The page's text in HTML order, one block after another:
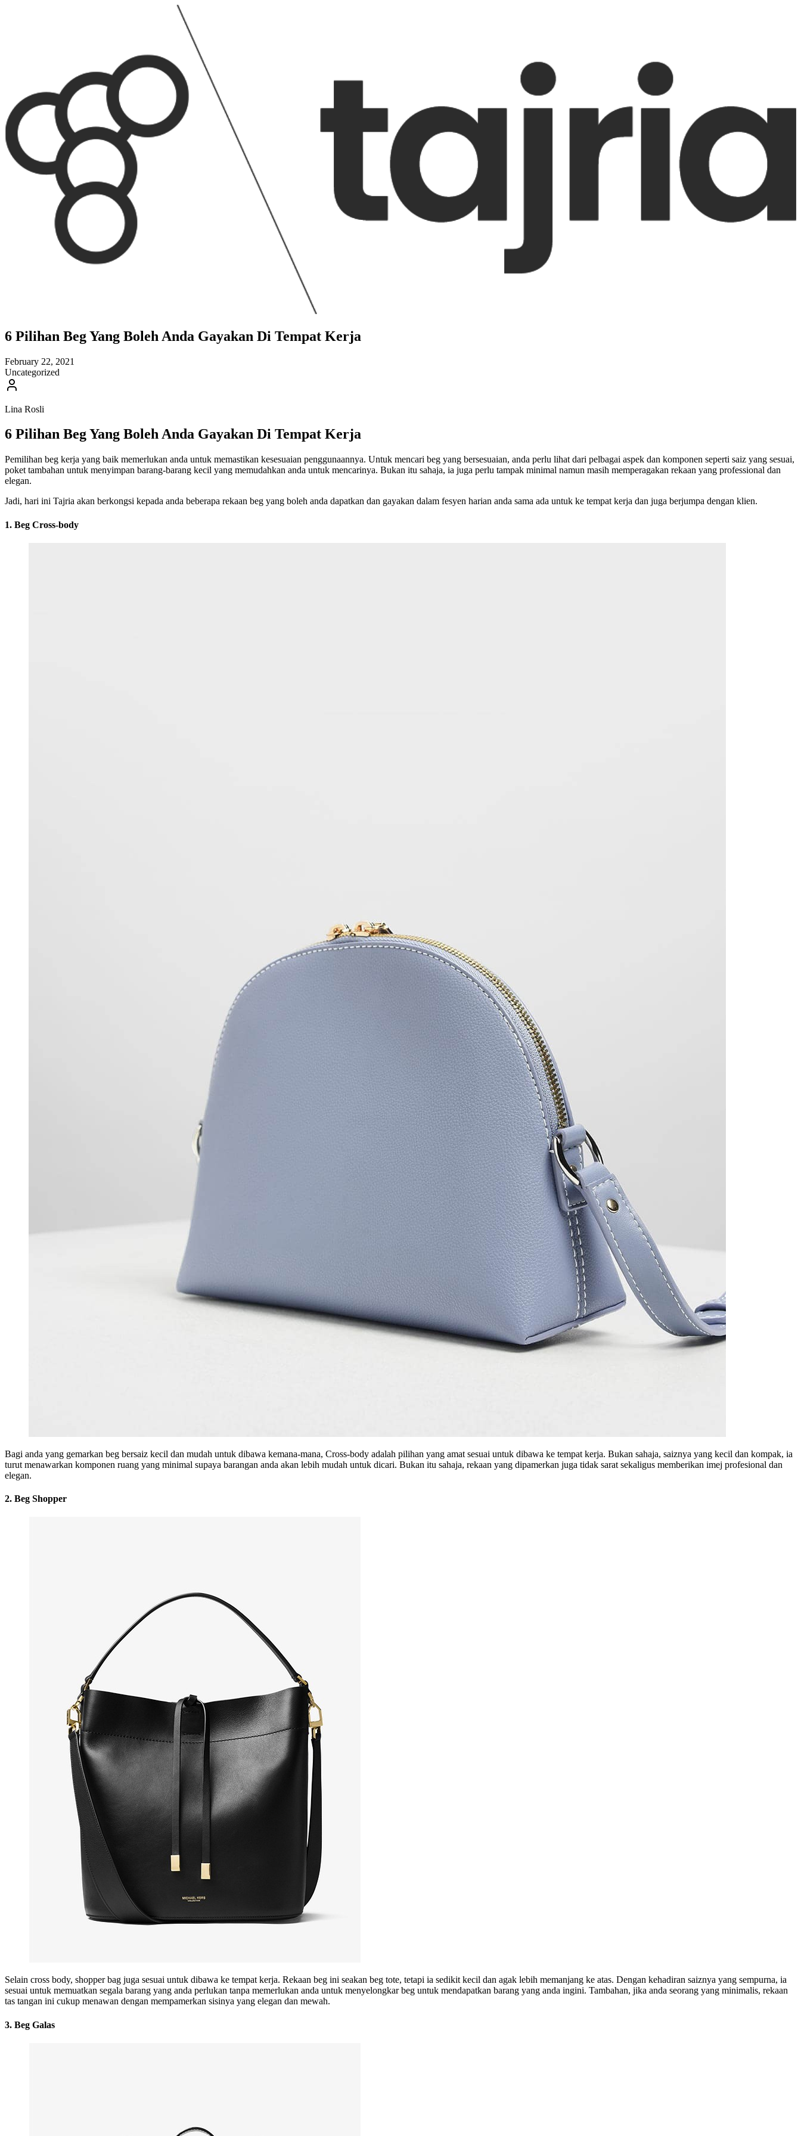
6 Pilihan Beg Yang Boleh Anda Gayakan Di Tempat Kerja
February 22, 2021
Uncategorized
Lina Rosli
6 Pilihan Beg Yang Boleh Anda Gayakan Di Tempat Kerja
Pemilihan beg kerja yang baik memerlukan anda untuk memastikan kesesuaian penggunaannya. Untuk mencari beg yang bersesuaian, anda perlu lihat dari pelbagai aspek dan komponen seperti saiz yang sesuai,
poket tambahan untuk menyimpan barang-barang kecil yang memudahkan anda untuk mencarinya. Bukan itu sahaja, ia juga perlu tampak minimal namun masih memperagakan rekaan yang professional dan
elegan.
Jadi, hari ini Tajria akan berkongsi kepada anda beberapa rekaan beg yang boleh anda dapatkan dan gayakan dalam fesyen harian anda sama ada untuk ke tempat kerja dan juga berjumpa dengan klien.
1. Beg Cross-body
Bagi anda yang gemarkan beg bersaiz kecil dan mudah untuk dibawa kemana-mana, Cross-body adalah pilihan yang amat sesuai untuk dibawa ke tempat kerja. Bukan sahaja, saiznya yang kecil dan kompak, ia
turut menawarkan komponen ruang yang minimal supaya barangan anda akan lebih mudah untuk dicari. Bukan itu sahaja, rekaan yang dipamerkan juga tidak sarat sekaligus memberikan imej profesional dan
elegan.
2. Beg Shopper
Selain cross body, shopper bag juga sesuai untuk dibawa ke tempat kerja. Rekaan beg ini seakan beg tote, tetapi ia sedikit kecil dan agak lebih memanjang ke atas. Dengan kehadiran saiznya yang sempurna, ia
sesuai untuk memuatkan segala barang yang anda perlukan tanpa memerlukan anda untuk menyelongkar beg untuk mendapatkan barang yang anda ingini. Tambahan, jika anda seorang yang minimalis, rekaan
tas tangan ini cukup menawan dengan mempamerkan sisinya yang elegan dan mewah.
3. Beg Galas